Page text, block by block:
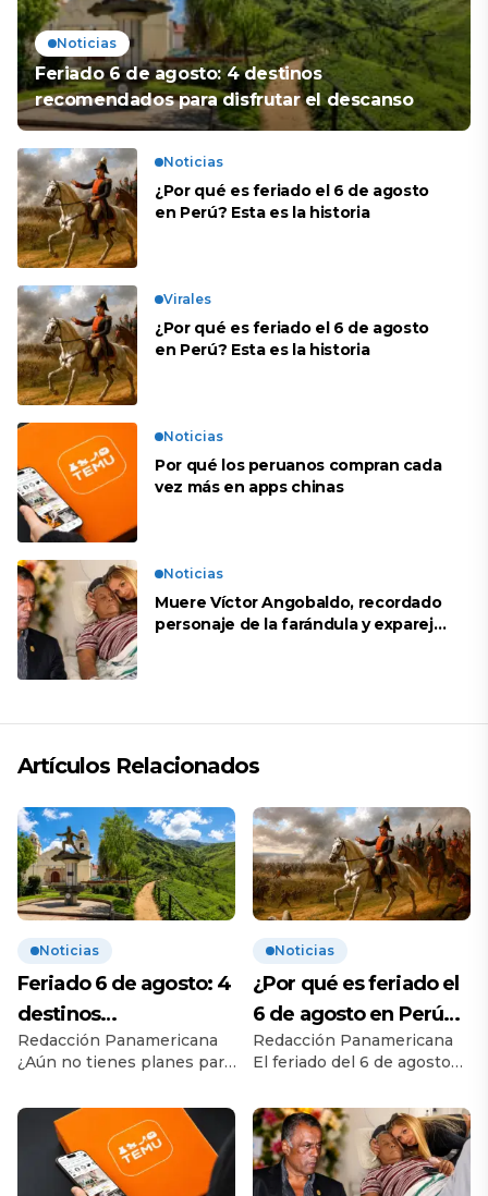
Noticias
Feriado 6 de agosto: 4 destinos
recomendados para disfrutar el descanso
Noticias
¿Por qué es feriado el 6 de agosto
en Perú? Esta es la historia
Virales
¿Por qué es feriado el 6 de agosto
en Perú? Esta es la historia
Noticias
Por qué los peruanos compran cada
vez más en apps chinas
Noticias
Muere Víctor Angobaldo, recordado
personaje de la farándula y expareja
Artículos Relacionados
Noticias
Feriado 6 de agosto: 4
destinos
recomendados para
disfrutar el descanso
Redacción Panamericana
¿Aún no tienes planes para
agosto, feriado nacional por
el bicentenario de la
Batalla de Junín, miles de
peruanos aprovecharán el
Noticias
¿Por qué es feriado el
6 de agosto en Perú?
Esta es la historia
Redacción Panamericana
El feriado del 6 de agosto
Junín, uno de los
enfrentamientos más
importantes de la
independencia del Perú.